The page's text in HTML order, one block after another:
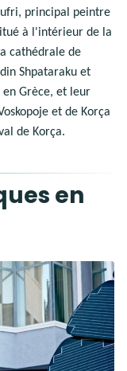
principal peintre
à l'intérieur de la
cathédrale de
Shpataraku et
Grèce, et leur
et de Korça
de Korça.
en